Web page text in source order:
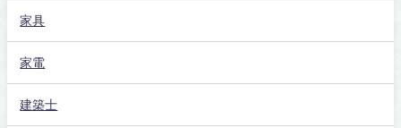
家具
家電
建築士